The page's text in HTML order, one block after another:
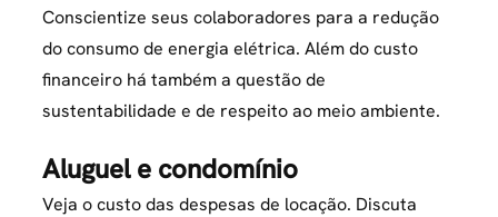
Conscientize seus colaboradores para a redução
do consumo de energia elétrica. Além do custo
financeiro há também a questão de
sustentabilidade e de respeito ao meio ambiente.
Aluguel e condomínio
Veja o custo das despesas de locação. Discuta